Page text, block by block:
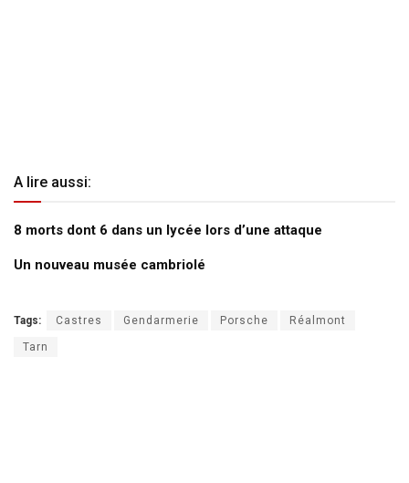
A lire aussi:
8 morts dont 6 dans un lycée lors d’une attaque
Un nouveau musée cambriolé
Tags: Castres Gendarmerie Porsche Réalmont
Tarn